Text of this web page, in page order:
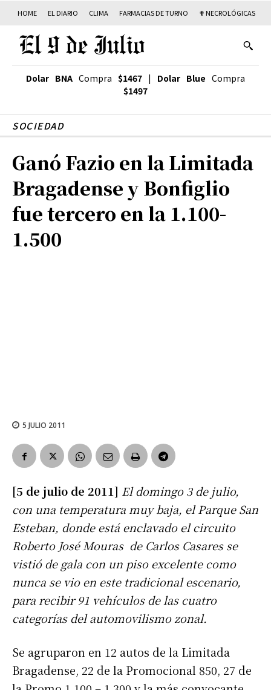
HOME EL DIARIO CLIMA FARMACIAS DE TURNO ✟ NECROLÓGICAS
Dolar BNA Compra $1467 | Dolar Blue Compra
$1497
SOCIEDAD
Ganó Fazio en la Limitada
Bragadense y Bonfiglio
fue tercero en la 1.100-
1.500
5 JULIO 2011
[5 de julio de 2011] El domingo 3 de julio,
con una temperatura muy baja, el Parque San
Esteban, donde está enclavado el circuito
Roberto José Mouras de Carlos Casares se
vistió de gala con un piso excelente como
nunca se vio en este tradicional escenario,
para recibir 91 vehículos de las cuatro
categorías del automovilismo zonal.
Se agruparon en 12 autos de la Limitada
Bragadense, 22 de la Promocional 850, 27 de